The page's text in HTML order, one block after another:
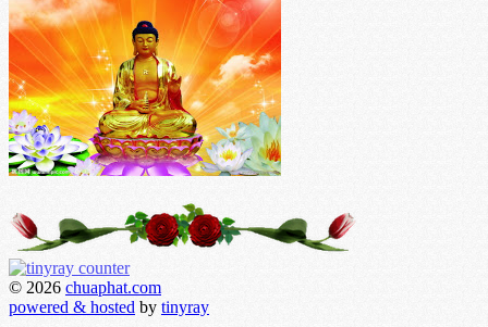
© 2026 chuaphat.com
powered & hosted by tinyray